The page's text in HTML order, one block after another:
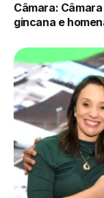
Câmara:
gincana e